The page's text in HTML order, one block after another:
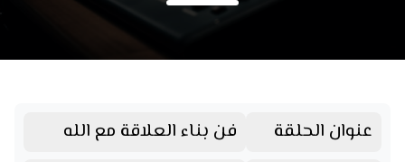
عنوان الحلقة
فن بناء العلاقة مع الله